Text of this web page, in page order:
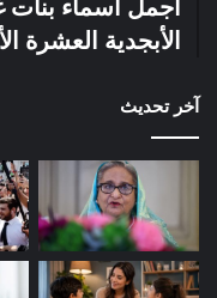
أجمل أسماء
الأبجدية العشرة
آخر تحديث